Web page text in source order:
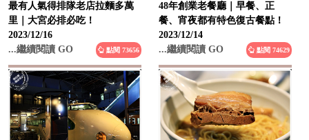
最有人氣得排隊老店拉麵多萬
里｜大宮必排必吃！
2023/12/16
...繼續閱讀 GO
點閱 73656
48年創業老餐廳｜早餐、正
餐、宵夜都有特色復古餐點！
2023/12/14
...繼續閱讀 GO
點閱 74629